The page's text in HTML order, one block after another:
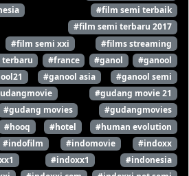
#film semi terbaik
#film semi terbaru 2017
#film semi xxi
#films streaming
#france #ganol
#ganool
#ganool asia
#ganool semi
#gudang movie 21
#gudang movies
#gudangmovies
#hooq #hotel
#human evolution
#indofilm #indomovie
#indoxx
#indoxx1
#indonesia